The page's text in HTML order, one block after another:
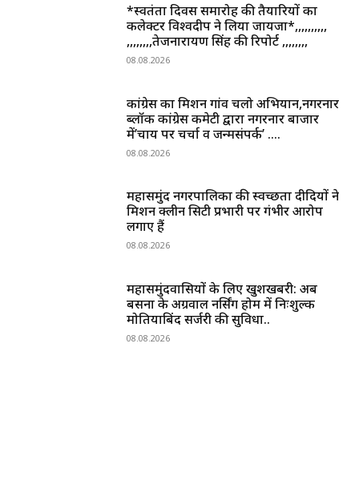
*स्वतंत्रता दिवस समारोह की तैयारियों का
कलेक्टर विश्वदीप ने लिया जायजा*,,,,,,,,,,
,,,,,,,,तेजनारायण सिंह की रिपोर्ट ,,,,,,,,
08.08.2026
कांग्रेस का मिशन गांव चलो अभियान,नगरनार
ब्लॉक कांग्रेस कमेटी द्वारा नगरनार बाजार
में’चाय पर चर्चा व जन्मसंपर्क’ ….
08.08.2026
महासमुंद नगरपालिका की स्वच्छता दीदियों ने
मिशन क्लीन सिटी प्रभारी पर गंभीर आरोप
लगाए हैं
08.08.2026
महासमुंदवासियों के लिए खुशखबरी: अब
बसना के अग्रवाल नर्सिंग होम में निःशुल्क
मोतियाबिंद सर्जरी की सुविधा..
08.08.2026